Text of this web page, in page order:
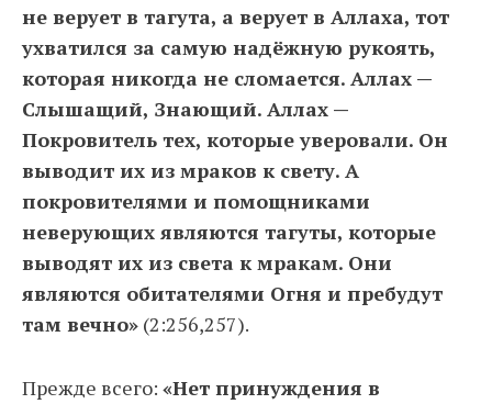
не верует в тагута, а верует в Аллаха, тот
ухватился за самую надёжную рукоять,
которая никогда не сломается. Аллах —
Слышащий, Знающий. Аллах —
Покровитель тех, которые уверовали. Он
выводит их из мраков к свету. А
покровителями и помощниками
неверующих являются тагуты, которые
выводят их из света к мракам. Они
являются обитателями Огня и пребудут
там вечно» (2:256,257).
Прежде всего: «Нет принуждения в